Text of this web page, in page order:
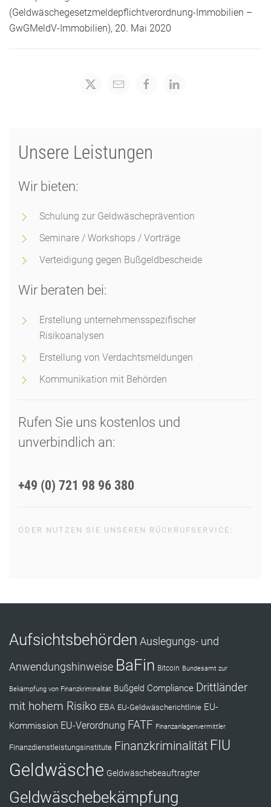
(Geldwäschegesetzmeldepflichtverordnung-Immobilien –
GwGMeldV-Immobilien), 20. Mai 2020
Unsere Leistungen
Wir bieten:
Schulung zur Geldwäscheprävention
Seminare / Workshops / Vorträge
Verteidigung gegen Bußgeldbescheide
Wir beraten bei:
Erstellung unternehmensspezifischer
Risikoanalysen
Erstellung von Verdachtsmeldungen
Kommunikation mit Behörden
Rufen Sie uns kostenlos und
unverbindlich an:
+49 (0) 721 98 96 380
ODER NUTZEN SIE UNSEREN RÜCKRUFSERVICE:
Aufsichtsbehörden Auslegungs- und
Anwendungshinweise BaFin Bitcoin Bundesamt zur
Bekämpfung von Finanzkriminalität Bußgeld Compliance Drittländer
mit hohem Risiko EBA EU-Geldwäscherichtlinie EU-
Kommission EU-Verordnung FATF Finanzanlagenvermittler
Finanzdienstleistungsinstitute Finanzkriminalität FIU
Geldwäsche Geldwäschebeauftragter
Geldwäschebekämpfung